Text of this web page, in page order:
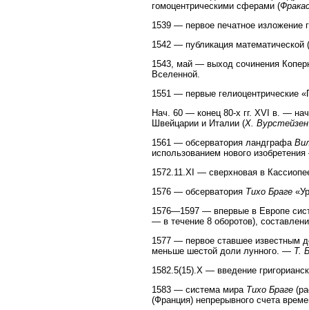
гомоцентрическими сферами (
1539 — первое печатное изложение
1542 — публикация математической
1543, май — выход сочинения
Вселенной.
1551 — первые гелиоцентрические
Нач. 60 — конец 80-х гг. XVI в. —
Швейцарии и Италии (Х. Вурстейзен
1561 — обсерватория ландграфа
использованием нового
1572.11.XI — сверхновая в
1576 — обсерватория Тихо Браге
1576—1597 — впервые в Европе
— в течение 8 оборотов),
1577 — первое ставшее известным
меньше шестой доли лунного. — Т.
1582.5(15).X — введение
1583 — система мира Тихо Браге
(Франция) непрерывного счета